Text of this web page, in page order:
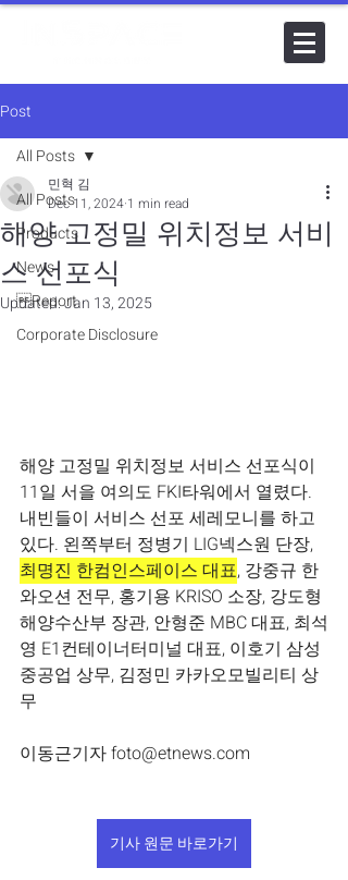
Post
All Posts
Products
News
Report
Corporate Disclosure
All Posts
해양 고정밀 위치정보 서비
스 선포식
민혁 김
Dec 11, 2024 1 min read
Updated:Jan 13, 2025
해양 고정밀 위치정보 서비스 선포식이
11일 서을 여의도 FKI타워에서 열렸다.
내빈들이 서비스 선포 세레모니를 하고
있다. 왼쪽부터 정병기 LIG넥스원 단장,
최명진 한컴인스페이스 대표, 강중규 한
와오션 전무, 홍기용 KRISO 소장, 강도형
해양수산부 장관, 안형준 MBC 대표, 최석
영 E1컨테이너터미널 대표, 이호기 삼성
중공업 상무, 김정민 카카오모빌리티 상
무
이동근기자 foto@etnews.com
기사 원문 바로가기